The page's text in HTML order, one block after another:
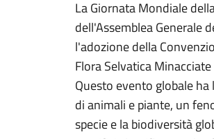
La Giornata Mondiale
dell'Assemblea Generale
l'adozione della
Flora Selvatica
Questo evento globale
di animali e piante, un
specie e la biodiversità